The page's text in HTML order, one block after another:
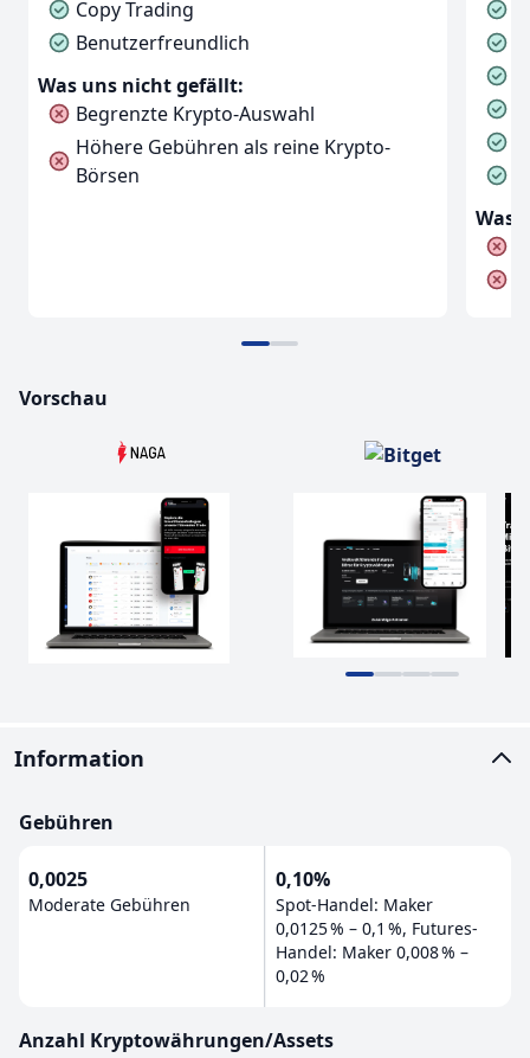
Copy Trading
Benutzerfreundlich
Was uns nicht gefällt:
Begrenzte Krypto-Auswahl
Höhere Gebühren als reine Krypto-
Börsen
Was
Vorschau
Information
Gebühren
0,0025
Moderate Gebühren
0,10%
Spot-Handel: Maker
0,0125 % – 0,1 %, Futures-
Handel: Maker 0,008 % –
0,02 %
Anzahl Kryptowährungen/Assets